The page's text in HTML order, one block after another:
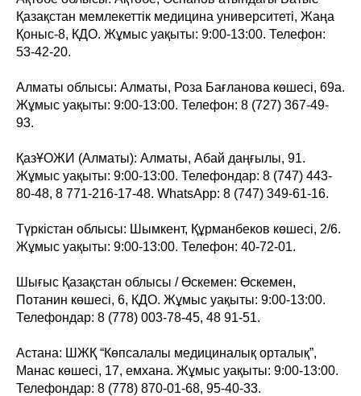
Қазақстан мемлекеттік медицина университеті, Жаңа
Қоныс-8, КДО. Жұмыс уақыты: 9:00-13:00. Телефон:
53-42-20.
Алматы облысы: Алматы, Роза Бағланова көшесі, 69а.
Жұмыс уақыты: 9:00-13:00. Телефон: 8 (727) 367-49-
93.
ҚазҰОЖИ (Алматы): Алматы, Абай даңғылы, 91.
Жұмыс уақыты: 9:00-13:00. Телефондар: 8 (747) 443-
80-48, 8 771-216-17-48. WhatsApp: 8 (747) 349-61-16.
Түркістан облысы: Шымкент, Құрманбеков көшесі, 2/6.
Жұмыс уақыты: 9:00-13:00. Телефон: 40-72-01.
Шығыс Қазақстан облысы / Өскемен: Өскемен,
Потанин көшесі, 6, КДО. Жұмыс уақыты: 9:00-13:00.
Телефондар: 8 (778) 003-78-45, 48 91-51.
Астана: ШЖҚ “Көпсалалы медициналық орталық”,
Манас көшесі, 17, емхана. Жұмыс уақыты: 9:00-13:00.
Телефондар: 8 (778) 870-01-68, 95-40-33.